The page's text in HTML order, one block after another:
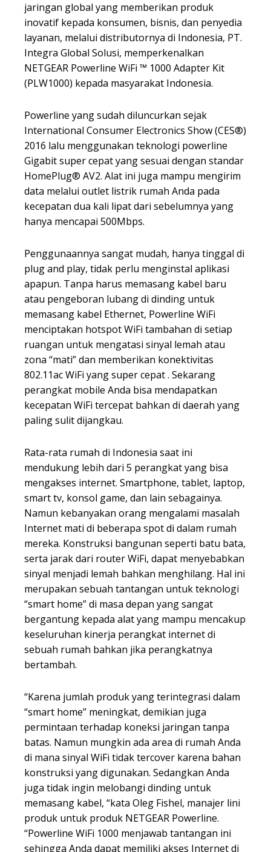
jaringan global yang memberikan produk
inovatif kepada konsumen, bisnis, dan penyedia
layanan, melalui distributornya di Indonesia, PT.
Integra Global Solusi, memperkenalkan
NETGEAR Powerline WiFi ™ 1000 Adapter Kit
(PLW1000) kepada masyarakat Indonesia.
Powerline yang sudah diluncurkan sejak
International Consumer Electronics Show (CES®)
2016 lalu menggunakan teknologi powerline
Gigabit super cepat yang sesuai dengan standar
HomePlug® AV2. Alat ini juga mampu mengirim
data melalui outlet listrik rumah Anda pada
kecepatan dua kali lipat dari sebelumnya yang
hanya mencapai 500Mbps.
Penggunaannya sangat mudah, hanya tinggal di
plug and play, tidak perlu menginstal aplikasi
apapun. Tanpa harus memasang kabel baru
atau pengeboran lubang di dinding untuk
memasang kabel Ethernet, Powerline WiFi
menciptakan hotspot WiFi tambahan di setiap
ruangan untuk mengatasi sinyal lemah atau
zona “mati” dan memberikan konektivitas
802.11ac WiFi yang super cepat . Sekarang
perangkat mobile Anda bisa mendapatkan
kecepatan WiFi tercepat bahkan di daerah yang
paling sulit dijangkau.
Rata-rata rumah di Indonesia saat ini
mendukung lebih dari 5 perangkat yang bisa
mengakses internet. Smartphone, tablet, laptop,
smart tv, konsol game, dan lain sebagainya.
Namun kebanyakan orang mengalami masalah
Internet mati di beberapa spot di dalam rumah
mereka. Konstruksi bangunan seperti batu bata,
serta jarak dari router WiFi, dapat menyebabkan
sinyal menjadi lemah bahkan menghilang. Hal ini
merupakan sebuah tantangan untuk teknologi
“smart home” di masa depan yang sangat
bergantung kepada alat yang mampu mencakup
keseluruhan kinerja perangkat internet di
sebuah rumah bahkan jika perangkatnya
bertambah.
“Karena jumlah produk yang terintegrasi dalam
“smart home” meningkat, demikian juga
permintaan terhadap koneksi jaringan tanpa
batas. Namun mungkin ada area di rumah Anda
di mana sinyal WiFi tidak tercover karena bahan
konstruksi yang digunakan. Sedangkan Anda
juga tidak ingin melobangi dinding untuk
memasang kabel, “kata Oleg Fishel, manajer lini
produk untuk produk NETGEAR Powerline.
“Powerline WiFi 1000 menjawab tantangan ini
sehingga Anda dapat memiliki akses Internet di